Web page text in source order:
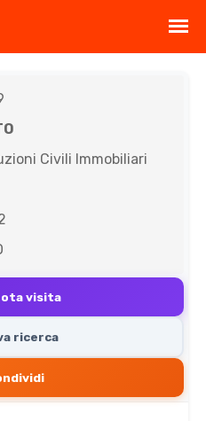
Civili Immobiliari
visita
ricerca